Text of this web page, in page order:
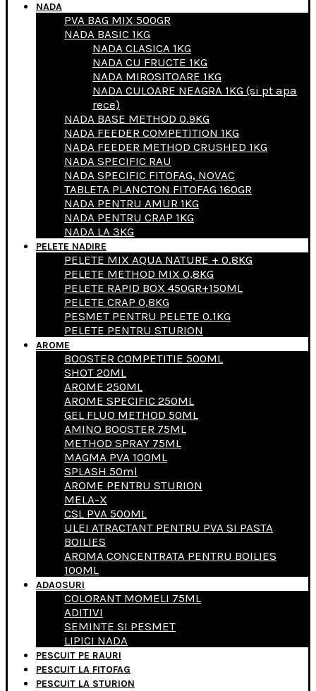
NADA
PVA BAG MIX 500GR
NADA BASIC 1KG
NADA CLASICA 1KG
NADA CU FRUCTE 1KG
NADA MIROSITOARE 1KG
NADA CULOARE NEAGRA 1KG (si pt apa
rece)
NADA BASE METHOD 0.9KG
NADA FEEDER COMPETITION 1KG
NADA FEEDER METHOD CRUSHED 1KG
NADA SPECIFIC RAU
NADA SPECIFIC FITOFAG, NOVAC
TABLETA PLANCTON FITOFAG 160GR
NADA PENTRU AMUR 1KG
NADA PENTRU CRAP 1KG
NADA LA 3KG
PELETE NADIRE
PELETE MIX AQUA NATURE + 0.8KG
PELETE METHOD MIX 0,8KG
PELETE RAPID BOX 450GR+150ML
PELETE CRAP 0,8KG
PESMET PENTRU PELETE 0.1KG
PELETE PENTRU STURION
AROME
BOOSTER COMPETITIE 500ML
SHOT 20ML
AROME 250ML
AROME SPECIFIC 250ML
GEL FLUO METHOD 50ML
AMINO BOOSTER 75ML
METHOD SPRAY 75ML
MAGMA PVA 100ML
SPLASH 50ml
AROME PENTRU STURION
MELA-X
CSL PVA 500ML
ULEI ATRACTANT PENTRU PVA SI PASTA
BOILIES
AROMA CONCENTRATA PENTRU BOILIES
100ML
ADAOSURI
COLORANT MOMELI 75ML
ADITIVI
SEMINTE SI PESMET
LIPICI NADA
PESCUIT PE RAURI
PESCUIT LA FITOFAG
PESCUIT LA STURION